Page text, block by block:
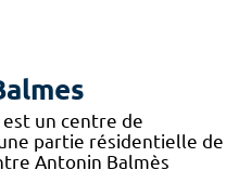
un centre de
partie résidentielle de
Antonin Balmès